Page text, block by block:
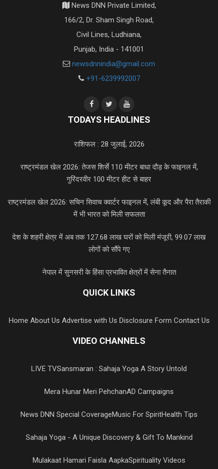
News DNN Private Limited,
166/2, Dr. Sham Singh Road,
Civil Lines, Ludhiana,
Punjab, India - 141001
newsdnnindia@gmail.com
+91-6239992007
TODAYS HEADLINES
राशिफल : 28 जुलाई, 2026
राष्ट्रमंडल खेल 2026: तेजस शिर्से 110 मीटर बाधा दौड़ के फाइनल में,
गुरिंदरवीर 100 मीटर हीट से बाहर
राष्ट्रमंडल खेल 2026: सचिन सिवाच क्वार्टर फाइनल में, लंबी कूद और पैरा तैराकी
में भी भारत को मिली सफलता
देश के शहरी क्षेत्र में अब तक 127.68 लाख घरों को मिली मंजूरी, 99.07 लाख
लोगों को सौंपे गए
नेपाल में सुनसरी के हिंसा प्रभावित क्षेत्रों में सेना तैनात
QUICK LINKS
Home About Us Advertise with Us Disclosure Form Contact Us
VIDEO CHANNELS
LIVE TVSansmaran : Sahaja Yoga A Story Untold
Mera Hunar Meri PehchanAD Campaigns
News DNN Special CoverageMusic For SpiritHealth Tips
Sahaja Yoga - A Unique Discovery & Gift To Mankind
Mulakaat Hamari Faisla AapkaSpirituality Videos